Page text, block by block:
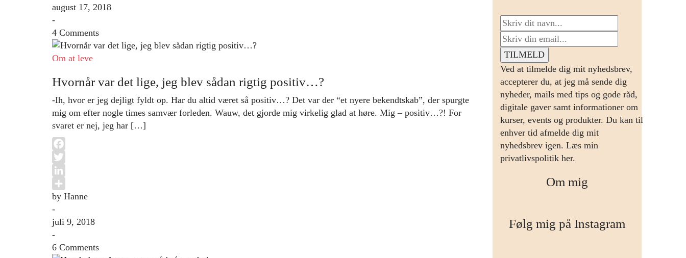
august 17, 2018
-
4 Comments
Om at leve
Hvornår var det lige, jeg blev sådan rigtig positiv…?
-Ih, hvor er jeg dejligt fyldt op. Har du altid været så positiv…? Det var der “et nyere bekendtskab”, der spurgte
mig om efter nogle times samvær forleden. Wauw, det gjorde mig virkelig glad at høre. Mig – positiv…?! For
svaret er nej, jeg har […]
Facebook
Twitter
LinkedIn
Share
by Hanne
-
juli 9, 2018
-
6 Comments
Ved at tilmelde dig mit nyhedsbrev,
accepterer du, at jeg må sende dig
nyheder, mails med tips og gode råd,
digitale gaver samt informationer om
kurser, events og produkter. Du kan til
enhver tid afmelde dig mit
nyhedsbrev igen. Læs min
privatlivspolitik her.
Om mig
Følg mig på Instagram